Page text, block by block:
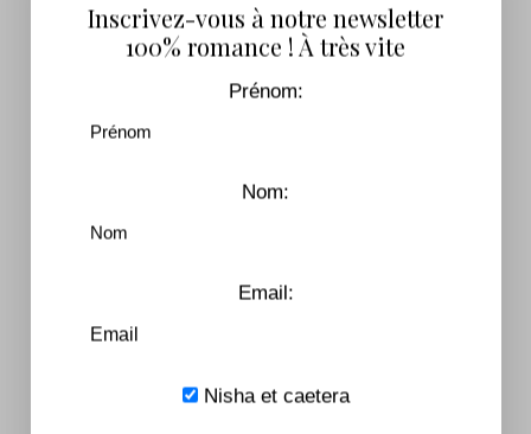
Hunters of Hell – Tome 2 : Sauve-moi
€ –
Inscrivez-vous à notre newsletter
100% romance ! À très vite
Prénom:
Nom:
Email:
Nisha et caetera